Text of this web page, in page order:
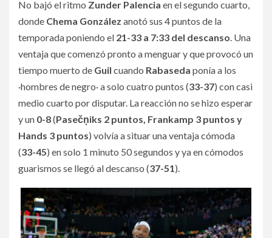
No bajó el ritmo Zunder Palencia en el segundo cuarto,
donde Chema González anotó sus 4 puntos de la
temporada poniendo el 21-33 a 7:33 del descanso. Una
ventaja que comenzó pronto a menguar y que provocó un
tiempo muerto de Guil cuando Rabaseda ponía a los
·hombres de negro· a solo cuatro puntos (33-37) con casi
medio cuarto por disputar. La reacción no se hizo esperar
y un 0-8(Pasečņiks 2 puntos, Frankamp 3 puntos y
Hands 3 puntos) volvía a situar una ventaja cómoda
(33-45) en solo 1 minuto 50 segundos y ya en cómodos
guarismos se llegó al descanso (37-51).